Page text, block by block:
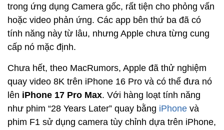
trong ứng dụng Camera gốc, rất tiện cho phỏng vấn
hoặc video phản ứng. Các app bên thứ ba đã có
tính năng này từ lâu, nhưng Apple chưa từng cung
cấp nó mặc định.
Chưa hết, theo MacRumors, Apple đã thử nghiệm
quay video 8K trên iPhone 16 Pro và có thể đưa nó
lên iPhone 17 Pro Max. Với hàng loạt tính năng
như phim “28 Years Later” quay bằng iPhone và
phim F1 sử dụng camera tùy chỉnh dựa trên iPhone,